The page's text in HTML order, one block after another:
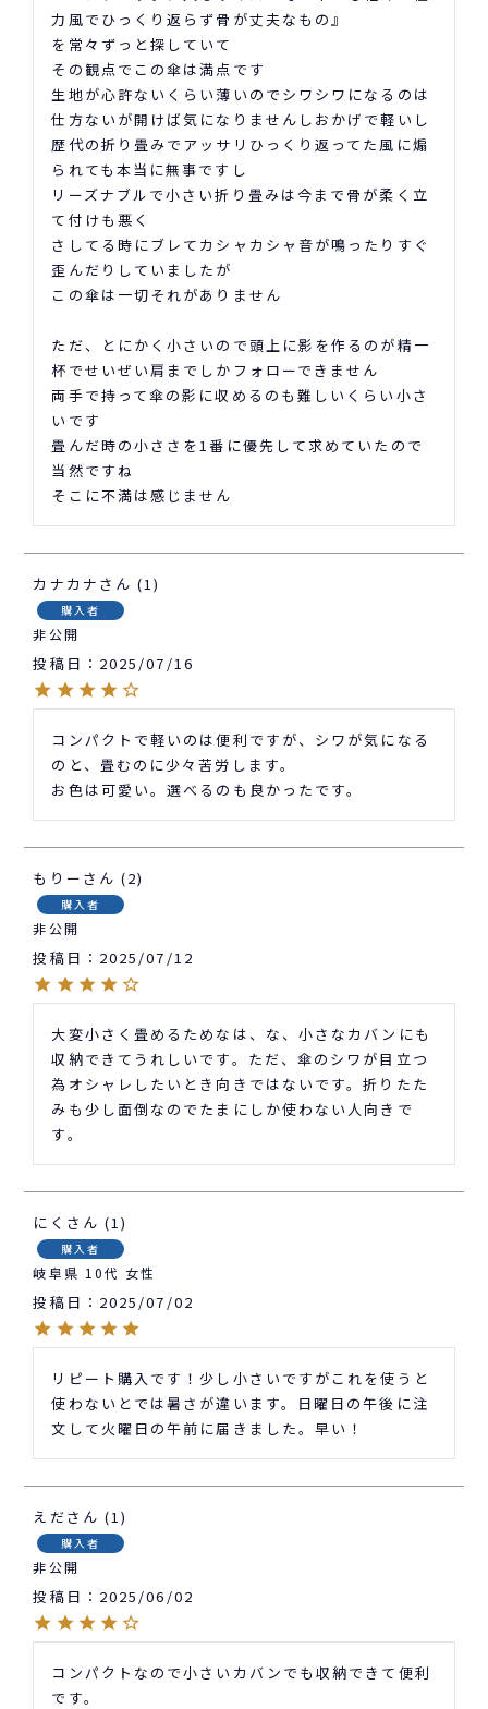
力風でひっくり返らず骨が丈夫なもの』
を常々ずっと探していて
その観点でこの傘は満点です
生地が心許ないくらい薄いのでシワシワになるのは
仕方ないが開けば気になりませんしおかげで軽いし
歴代の折り畳みでアッサリひっくり返ってた風に煽
られても本当に無事ですし
リーズナブルで小さい折り畳みは今まで骨が柔く立
て付けも悪く
さしてる時にブレてカシャカシャ音が鳴ったりすぐ
歪んだりしていましたが
この傘は一切それがありません
ただ、とにかく小さいので頭上に影を作るのが精一
杯でせいぜい肩までしかフォローできません
両手で持って傘の影に収めるのも難しいくらい小さ
いです
畳んだ時の小ささを1番に優先して求めていたので
当然ですね
そこに不満は感じません
カナカナ 1
購入者
非公開
投稿日 2025/07/16
コンパクトで軽いのは便利ですが、シワが気になる
のと、畳むのに少々苦労します。
お色は可愛い。選べるのも良かったです。
もりー 2
購入者
非公開
投稿日 2025/07/12
大変小さく畳めるためなは、な、小さなカバンにも
収納できてうれしいです。ただ、傘のシワが目立つ
為オシャレしたいとき向きではないです。折りたた
みも少し面倒なのでたまにしか使わない人向きで
す。
にく 1
購入者
岐阜県 10代 女性
投稿日 2025/07/02
リピート購入です！少し小さいですがこれを使うと
使わないとでは暑さが違います。日曜日の午後に注
文して火曜日の午前に届きました。早い！
えだ 1
購入者
非公開
投稿日 2025/06/02
コンパクトなので小さいカバンでも収納できて便利
です。